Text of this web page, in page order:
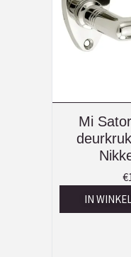
Mi
€
IN